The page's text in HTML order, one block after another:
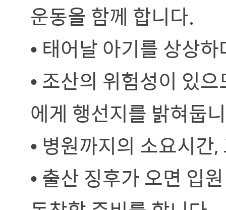
운동을 함께 합니다.
• 태어날 아기를 상상
• 조산의 위험성이 있
에게 행선지를 밝혀둡
• 병원까지의 소요시
• 출산 징후가 오면 입